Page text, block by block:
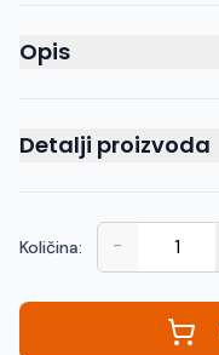
Opis
Detalji proizvoda
Količina: -